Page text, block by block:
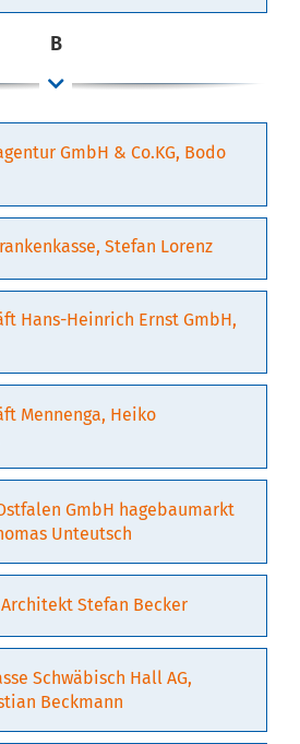
B
GmbH & Co.KG, Bodo
Stefan Lorenz
Hans-Heinrich Ernst GmbH,
Mennenga, Heiko
GmbH hagebaumarkt
Unteutsch
Stefan Becker
Schwäbisch Hall AG,
Beckmann